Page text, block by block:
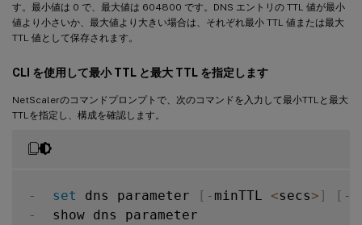
す。最小値は 0 で、最大値は 604800 です。DNS エントリの TTL 値が最小
値より小さいか、最大値より大きい場合は、それぞれ最小 TTL 値または最大
TTL 値として保存されます。
CLI を使用して最小 TTL と最大 TTL を指定します
NetScalerのコマンドプロンプトで、次のコマンドを入力して最小TTLと最大
TTLを指定し、構成を確認します。
- set dns parameter [ - minTTL <secs> ] [ -
-
  show dns parameter